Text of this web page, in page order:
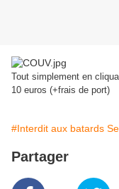
Tout simplement en
10 euros (+frais de port)
#Interdit aux batards
Partager